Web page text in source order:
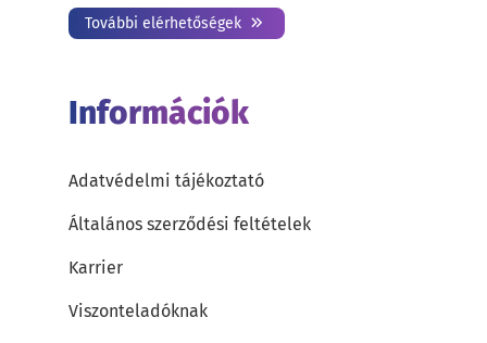
További elérhetőségek
Információk
Adatvédelmi tájékoztató
Általános szerződési feltételek
Karrier
Viszonteladóknak